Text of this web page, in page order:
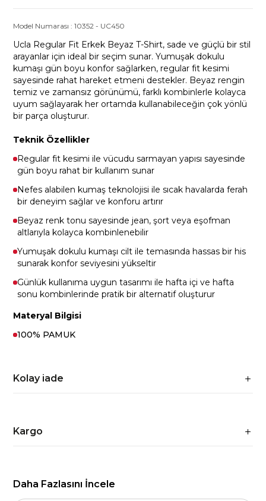
Model Numarası :10352 - UC450
Ucla Regular Fit Erkek Beyaz T-Shirt, sade ve güçlü bir stil
arayanlar için ideal bir seçim sunar. Yumuşak dokulu
kumaşı gün boyu konfor sağlarken, regular fit kesimi
sayesinde rahat hareket etmeni destekler. Beyaz rengin
temiz ve zamansız görünümü, farklı kombinlerle kolayca
uyum sağlayarak her ortamda kullanabileceğin çok yönlü
bir parça oluşturur.
Teknik Özellikler
Regular fit kesimi ile vücudu sarmayan yapısı sayesinde
gün boyu rahat bir kullanım sunar
Nefes alabilen kumaş teknolojisi ile sıcak havalarda ferah
bir deneyim sağlar ve konforu artırır
Beyaz renk tonu sayesinde jean, şort veya eşofman
altlarıyla kolayca kombinlenebilir
Yumuşak dokulu kumaşı cilt ile temasında hassas bir his
sunarak konfor seviyesini yükseltir
Günlük kullanıma uygun tasarımı ile hafta içi ve hafta
sonu kombinlerinde pratik bir alternatif oluşturur
Materyal Bilgisi
100% PAMUK
Kolay iade
Kargo
Daha Fazlasını İncele